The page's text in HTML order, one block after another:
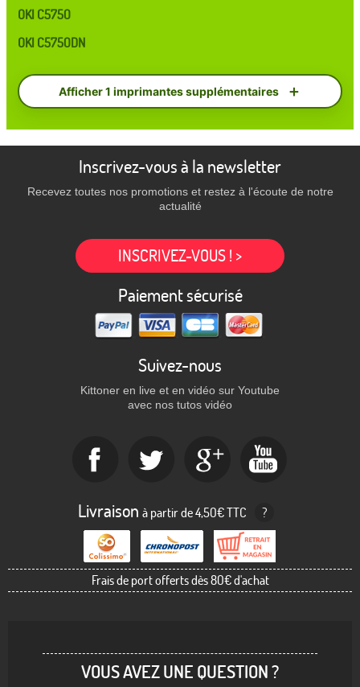
OKI C5750
OKI C5750DN
Afficher 1 imprimantes supplémentaires
Inscrivez-vous à la newsletter
Recevez toutes nos promotions et restez à l'écoute de notre
actualité
INSCRIVEZ-VOUS ! >
Paiement sécurisé
Suivez-nous
Kittoner en live et en vidéo sur Youtube
avec nos tutos vidéo
Livraison à partir de 4,50€ TTC ?
Frais de port offerts dès 80€ d'achat
VOUS AVEZ UNE QUESTION ?